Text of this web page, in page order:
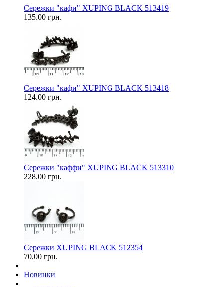
Сережки "кафи" XUPING BLACK 513419
135.00 грн.
Сережки "кафи" XUPING BLACK 513418
124.00 грн.
Сережки "каффи" XUPING BLACK 513310
228.00 грн.
Сережки XUPING BLACK 512354
70.00 грн.
Новинки